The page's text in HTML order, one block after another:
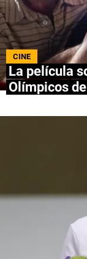
INFLUENCERS
SPOILER US
Términos y
CINE
La película
Olímpicos